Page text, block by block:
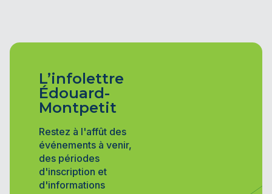
L’infolettre
Édouard-
Montpetit
Restez à l'affût des
événements à venir,
des périodes
d'inscription et
d'informations